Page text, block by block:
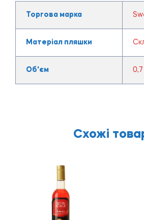
Торгова марка
Матеріал пляшки
Об'єм 0,7
Схожі